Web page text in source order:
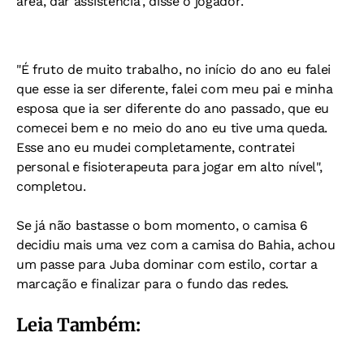
"É fruto de muito trabalho, no início do ano eu falei
que esse ia ser diferente, falei com meu pai e minha
esposa que ia ser diferente do ano passado, que eu
comecei bem e no meio do ano eu tive uma queda.
Esse ano eu mudei completamente, contratei
personal e fisioterapeuta para jogar em alto nível",
completou.
Se já não bastasse o bom momento, o camisa 6
decidiu mais uma vez com a camisa do Bahia, achou
um passe para Juba dominar com estilo, cortar a
marcação e finalizar para o fundo das redes.
Leia Também: